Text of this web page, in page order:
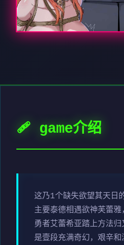
🩹 game介绍
这乃1个缺失欲望其天日
主要泰德相遇欲神芙蕾
勇者艾蕾希亚踏上方法
是壹段充满奇幻，艰辛